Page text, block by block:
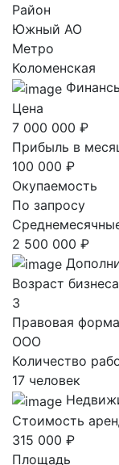
Район
Южный AO
Метро
Коломенская
Цена
7 000 000 ₽
Прибыль в
100 000 ₽
Окупаемость
По запросу
2 500 000 ₽
Возраст бизнеса
3
Правовая форма
ООО
Количество
17 человек
Стоимость
315 000 ₽
Площадь